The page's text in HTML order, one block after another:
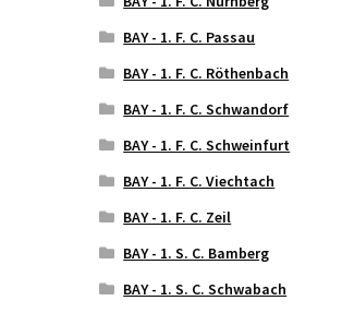
BAY - 1. F. C. Passau
BAY - 1. F. C. Röthenbach
BAY - 1. F. C. Schwandorf
BAY - 1. F. C. Schweinfurt
BAY - 1. F. C. Viechtach
BAY - 1. F. C. Zeil
BAY - 1. S. C. Bamberg
BAY - 1. S. C. Schwabach